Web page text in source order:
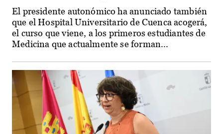
El presidente autonómico ha anunciado también
que el Hospital Universitario de Cuenca acogerá,
el curso que viene, a los primeros estudiantes de
Medicina que actualmente se forman...